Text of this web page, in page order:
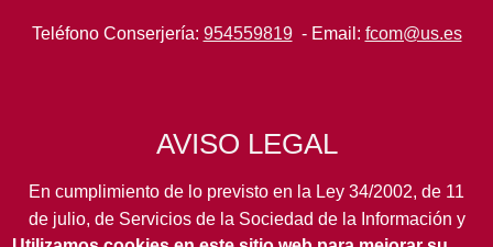
Teléfono Conserjería: 954559819- Email: fcom@us.es
AVISO LEGAL
En cumplimiento de lo previsto en la Ley 34/2002, de 11
de julio, de Servicios de la Sociedad de la Información y